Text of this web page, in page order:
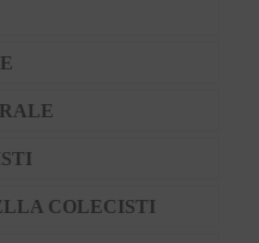
COLECISTI